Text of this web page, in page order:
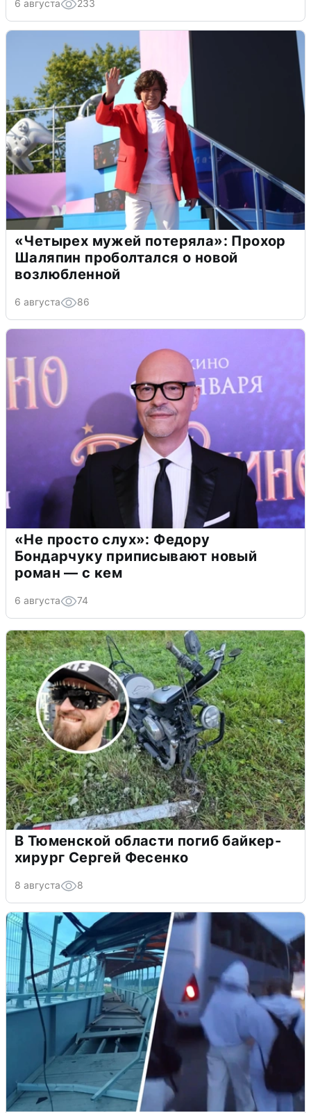
6 августа 233
«Четырех мужей потеряла»: Прохор
Шаляпин проболтался о новой
возлюбленной
6 августа 86
«Не просто слух»: Федору
Бондарчуку приписывают новый
роман — с кем
6 августа 74
В Тюменской области погиб байкер-
хирург Сергей Фесенко
8 августа 8